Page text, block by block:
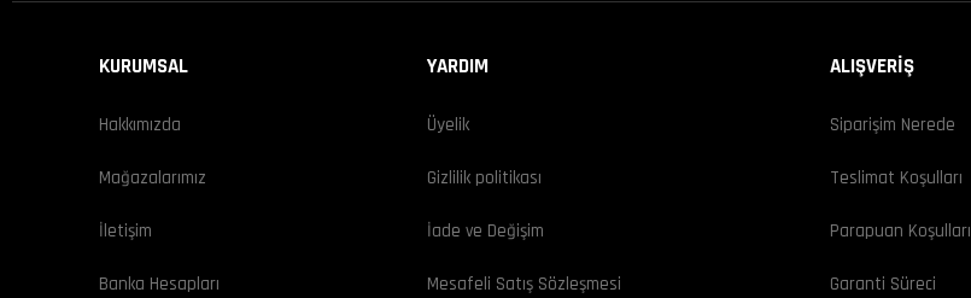
KURUMSAL
Hakkımızda
Mağazalarımız
İletişim
Banka Hesapları
YARDIM
Üyelik
Gizlilik politikası
İade ve Değişim
Mesafeli Satış Sözleşmesi
ALIŞVERİŞ
Siparişim Nerede
Teslimat Koşulları
Parapuan Koşulları
Garanti Süreci